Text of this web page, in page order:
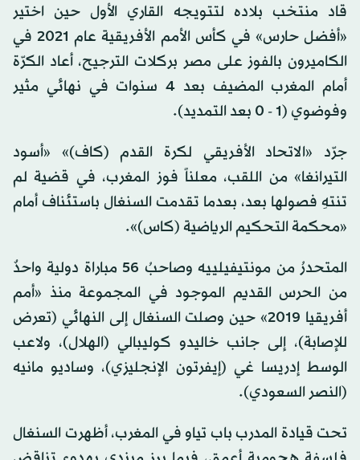
قاد منتخب بلاده لتتويجه القاري الأول حين اختير
«أفضل حارس» في كأس الأمم الأفريقية عام 2021 في
الكاميرون بالفوز على مصر بركلات الترجيح، أعاد الكرّة
أمام المغرب المضيف بعد 4 سنوات في نهائي مثير
وفوضوي (1 - 0 بعد التمديد).
جرّد «الاتحاد الأفريقي لكرة القدم (كاف)» «أسود
التيرانغا» من اللقب، معلناً فوز المغرب، في قضية لم
تنتهِ فصولها بعد، بعدما تقدمت السنغال باستئناف أمام
«محكمة التحكيم الرياضية (كاس)».
المتحدرُ من مونتيفيلييه وصاحبُ 56 مباراة دولية واحدٌ
من الحرس القديم الموجود في المجموعة منذ «أمم
أفريقيا 2019» حين وصلت السنغال إلى النهائي (تعرض
للإصابة)، إلى جانب خاليدو كوليبالي (الهلال)، ولاعب
الوسط إدريسا غي (إيفرتون الإنجليزي)، وساديو مانيه
(النصر السعودي).
تحت قيادة المدرب باب تياو في المغرب، أظهرت السنغال